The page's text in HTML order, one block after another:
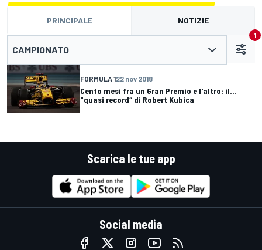
PRINCIPALE NOTIZIE
CAMPIONATO
1
FORMULA 122 nov 2018
Cento mesi fra un Gran Premio e l'altro: il...
"quasi record“ di Robert Kubica
Scarica le tue app
Social media